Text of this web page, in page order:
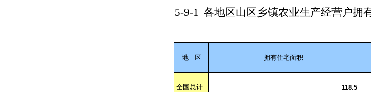
5-9-1 各地区山区乡镇农业生产经营户拥
地 区 拥有住宅面积
全国总计 118.5